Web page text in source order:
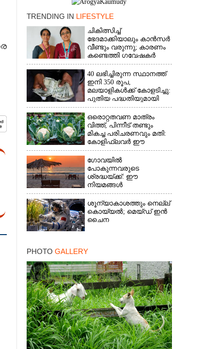
TRENDING IN LIFESTYLE
ചികിത്സിച്ച്
ഭേദമാക്കിയാലും കാൻസർ
വീണ്ടും വരുന്നു; കാരണം
കണ്ടെത്തി ഗവേഷകർ
40 ലഭിച്ചിരുന്ന സ്ഥാനത്ത്
ഇനി 350 രൂപ,
മലയാളികൾക്ക് കോളടിച്ചു:
പുതിയ പദ്ധതിയുമായി
നാളികേര ബോർഡ്
ഒരൊറ്റതവണ മാത്രം
വിത്ത്, പിന്നീട് തണ്ടും
മികച്ച പരിചരണവും മതി:
കോളിഫ്ലവർ ഈ
രീതിയിലും കൃഷിചെയ്യാം
ഗോവയിൽ
പോകുന്നവരുടെ
ശ്രദ്ധയ്ക്ക്: ഈ
നിയമങ്ങൾ
പാലിക്കാത്തവർക്ക്
ഇനിമുതൽ ഒരു ലക്ഷം
രൂപവരെ പിഴ
ശൂന്യാകാശത്തും നെല്ല്
കൊയ്യൽ; മെയ്‌ഡ് ഇൻ
ചൈന
PHOTO GALLERY